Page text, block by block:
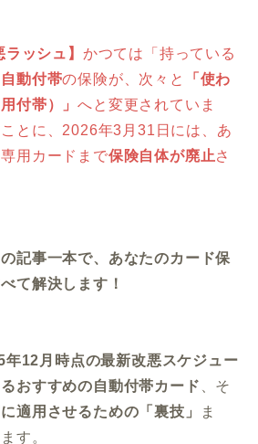
ッシュ】 かつては「持っている
自動付帯の保険が、次々と
「使わ
付帯）」へと変更されていま
とに、2026年3月31日には、あ
用カードまで保険自体が廃止さ
記事一本で、あなたのカード保
て解決します！
年12月時点の最新改悪スケジュー
おすすめの自動付帯カード 、そ
適用させるための「裏技」
ま
す。